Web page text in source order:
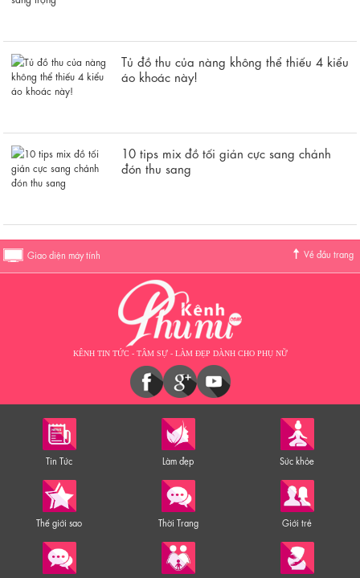
Tủ đồ thu của nàng không thể thiếu 4 kiểu
áo khoác này!
10 tips mix đồ tối giản cực sang chảnh
đón thu sang
Giao diện máy tính Về đầu trang
KÊNH TIN TỨC - TÂM SỰ - LÀM ĐẸP DÀNH CHO PHỤ NỮ
Tin Tức Làm đẹp Sức khỏe
Thế giới sao Thời Trang Giới trẻ